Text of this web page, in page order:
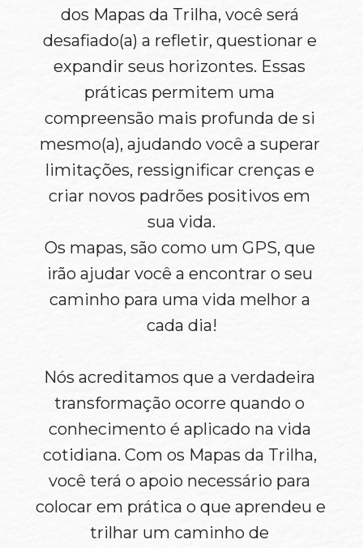
dos Mapas da Trilha, você será
desafiado(a) a refletir, questionar e
expandir seus horizontes. Essas
práticas permitem uma
compreensão mais profunda de si
mesmo(a), ajudando você a superar
limitações, ressignificar crenças e
criar novos padrões positivos em
sua vida.
Os mapas, são como um GPS, que
irão ajudar você a encontrar o seu
caminho para uma vida melhor a
cada dia!
Nós acreditamos que a verdadeira
transformação ocorre quando o
conhecimento é aplicado na vida
cotidiana. Com os Mapas da Trilha,
você terá o apoio necessário para
colocar em prática o que aprendeu e
trilhar um caminho de